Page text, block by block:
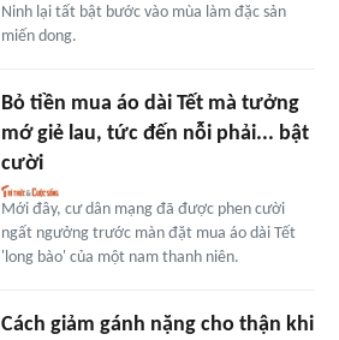
Ninh lại tất bật bước vào mùa làm đặc sản
miến dong.
Bỏ tiền mua áo dài Tết mà tưởng
mớ giẻ lau, tức đến nỗi phải... bật
cười
Mới đây, cư dân mạng đã được phen cười
ngất ngưởng trước màn đặt mua áo dài Tết
'long bào' của một nam thanh niên.
Cách giảm gánh nặng cho thận khi